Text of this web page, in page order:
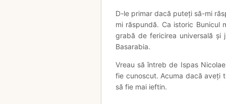
D-le primar dacă puteți să-mi
mi răspundă. Ca istoric Bunicul
grabă de fericirea universală și
Basarabia.
Vreau să întreb de Ispas
fie cunoscut. Acuma dacă aveți
să fie mai ieftin.